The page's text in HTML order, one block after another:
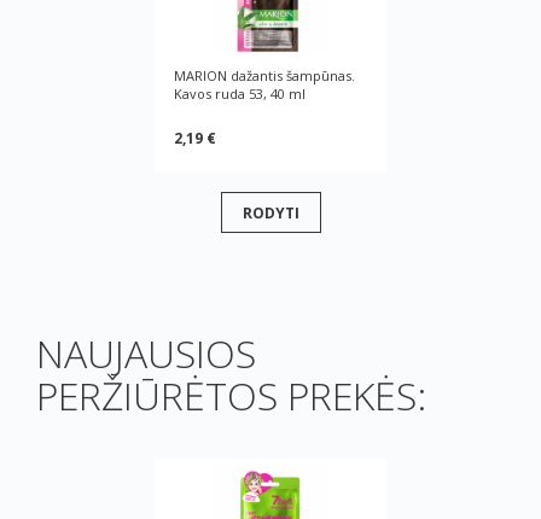
MARION dažantis šampūnas.
Kavos ruda 53, 40 ml
2,19 €
RODYTI
NAUJAUSIOS
PERŽIŪRĖTOS PREKĖS: